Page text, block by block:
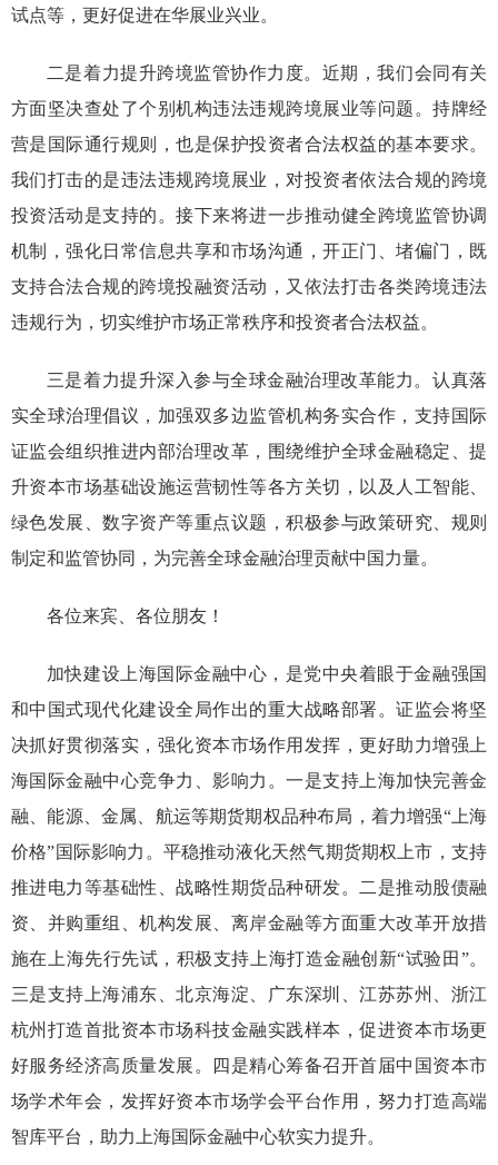
试点等，更好促进在华展业兴业。
二是着力提升跨境监管协作力度。 近期，我们会同有关
方面坚决查处了个别机构违法违规跨境展业等问题。持牌经
营是国际通行规则，也是保护投资者合法权益的基本要求。
我们打击的是违法违规跨境展业，对投资者依法合规的跨境
投资活动是支持的。接下来将进一步推动健全跨境监管协调
机制，强化日常信息共享和市场沟通，开正门、堵偏门，既
支持合法合规的跨境投融资活动，又依法打击各类跨境违法
违规行为，切实维护市场正常秩序和投资者合法权益。
三是着力提升深入参与全球金融治理改革能力。认真落
实全球治理倡议， 加强双多边监管机构务实合作，支持国际
证监会组织推进内部治理改革， 围绕维护全球金融稳定、提
升资本市场基础设施运营韧性等各方关切，以及人工智能、
绿色发展、数字资产等重点议题，积极参与政策研究、规则
制定和监管协同，为完善全球金融治理贡献中国力量。
各位来宾、各位朋友！
加快建设上海国际金融中心 ，是党中央着眼于金融强国
和中国式现代化建设全局作出的重大战略部署。证监会将坚
决抓好贯彻落实， 强化资本市场作用发挥，更好助力增强上
海国际金融中心竞争力、影响力。一是支持上海加快完善金
融、能源、金属、航运等期货期权品种布局，着力增强“上海
价格” 国际影响力。平稳推动液化天然气期货期权上市，支持
推进电力等基础性、战略性期货品种研发。二是推动股债融
资、并购重组 、机构发展、离岸金融等方面重大改革开放措
施在上海先行先试，积极支持上海打造金融创新“试验田”。
三是支持上海浦东、北京海淀、广东深圳、江苏苏州、浙江
杭州打造首批资本市场科技金融实践样本 ，促进资本市场更
好服务经济高质量发展。 四是精心筹备召开首届中国资本市
场学术年会， 发挥好资本市场学会平台作用， 努力打造高端
智库平台，助力上海国际金融中心软实力提升。